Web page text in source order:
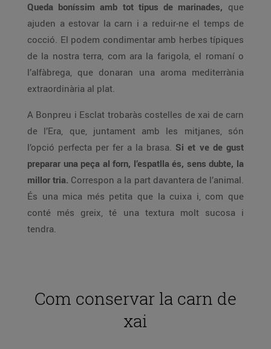
Queda boníssim amb tot tipus de marinades, que
ajuden a estovar la carn i a reduir-ne el temps de
cocció. El podem condimentar amb herbes típiques
de la nostra terra, com ara la farigola, el romaní o
l’alfàbrega, que donaran una aroma mediterrània
extraordinària al plat.
A Bonpreu i Esclat trobaràs costelles de xai de carn
de l’Era, que, juntament amb les mitjanes, són
l’opció perfecta per fer a la brasa. Si et ve de gust
preparar una peça al forn, l’espatlla és, sens dubte, la
millor tria. Correspon a la part davantera de l’animal.
És una mica més petita que la cuixa i, com que
conté més greix, té una textura molt sucosa i
tendra.
Com conservar la carn de
xai